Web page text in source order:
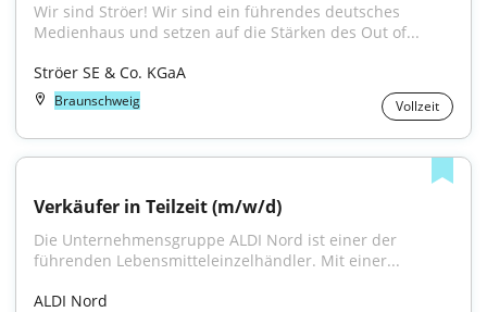
Wir sind Ströer! Wir sind ein führendes deutsches
Medienhaus und setzen auf die Stärken des Out of...
Ströer SE & Co. KGaA
Braunschweig Vollzeit
Verkäufer in Teilzeit (m/w/d)
Die Unternehmensgruppe ALDI Nord ist einer der
führenden Lebensmitteleinzelhändler. Mit einer...
ALDI Nord